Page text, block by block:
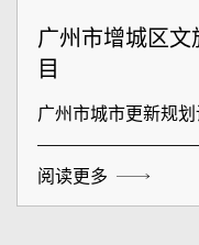
广州市增城区
目
广州市城市更新规
阅读更多